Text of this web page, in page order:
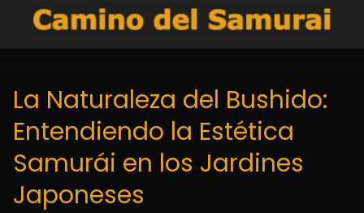
La Naturaleza del Bushido:
Entendiendo la Estética
Samurái en los Jardines
Japoneses